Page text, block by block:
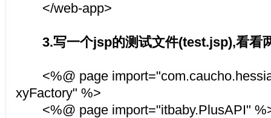
</web-app>
3.写一个jsp的测试文件(test.jsp),看看
<%@ page
xyFactory" %>
<%@ page import="itbaby.PlusAPI"